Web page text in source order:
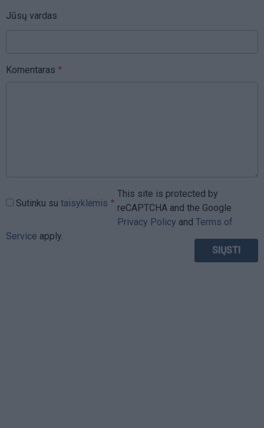
Jūsų vardas
Komentaras
Sutinku su taisyklėmis
This site is protected by
reCAPTCHA and the Google
Privacy Policy and Terms of
Service apply.